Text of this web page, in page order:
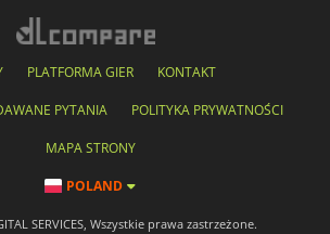
PLATFORMA GIER KONTAKT
PYTANIA POLITYKA PRYWATNOŚCI
MAPA STRONY
POLAND
SERVICES, Wszystkie prawa zastrzeżone.